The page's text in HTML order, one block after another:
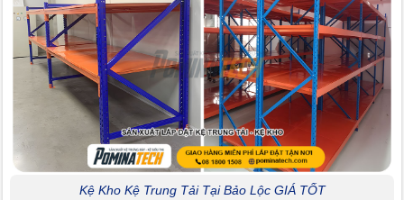
Kệ Kho Kệ Trung Tải Tại Bảo Lộc GIÁ TỐT